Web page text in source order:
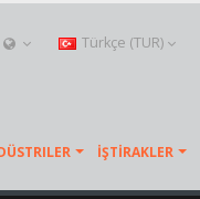
Türkçe (TUR)
İŞTİRAKLER